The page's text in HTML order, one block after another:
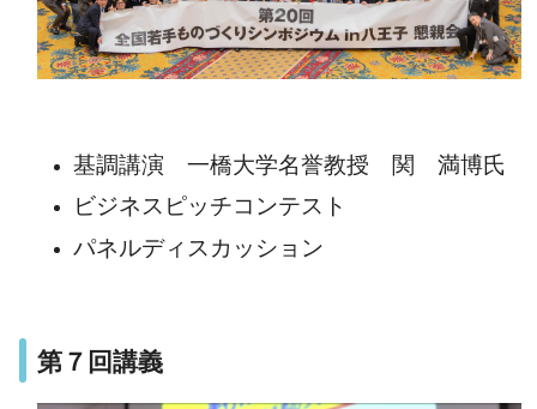
基調講演一橋大学名誉教授 関 満博氏
ビジネスピッチコンテスト
パネルディスカッション
第７回講義